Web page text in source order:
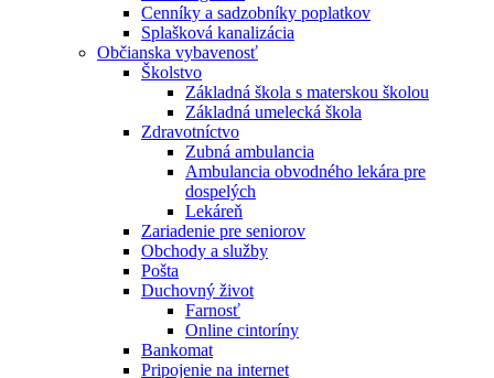
Cenníky a sadzobníky poplatkov
Splašková kanalizácia
Občianska vybavenosť
Školstvo
Základná škola s materskou školou
Základná umelecká škola
Zdravotníctvo
Zubná ambulancia
Ambulancia obvodného lekára pre
dospelých
Lekáreň
Zariadenie pre seniorov
Obchody a služby
Pošta
Duchovný život
Farnosť
Online cintoríny
Bankomat
Pripojenie na internet